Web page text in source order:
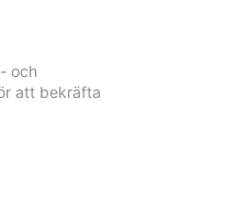
och
att bekräfta